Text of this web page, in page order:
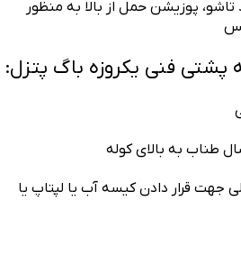
پوزیشن حمل از بالا به منظور
پشتی فنی یکروزه باگ پتزل:
طناب به بالای کوله
جهت قرار دادن کیسه آب یا لپتاپ یا